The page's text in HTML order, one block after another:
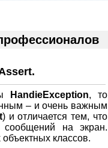
HandieException, то
– и очень важным
) и отличается тем, что
на экран.
классов.